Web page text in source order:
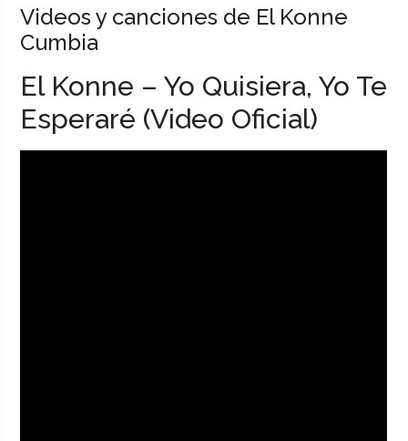
Videos y canciones de El Konne
Cumbia
El Konne – Yo Quisiera, Yo Te
Esperaré (Video Oficial)